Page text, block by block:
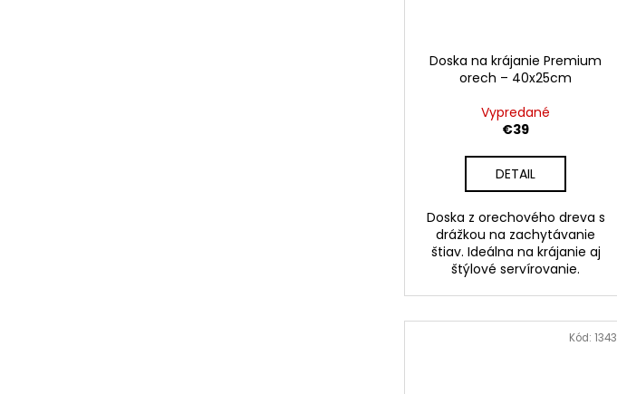
Doska na krájanie Premium
orech – 40x25cm
Vypredané
€39
DETAIL
Doska z orechového dreva s
drážkou na zachytávanie
štiav. Ideálna na krájanie aj
štýlové servírovanie.
Kód:1343